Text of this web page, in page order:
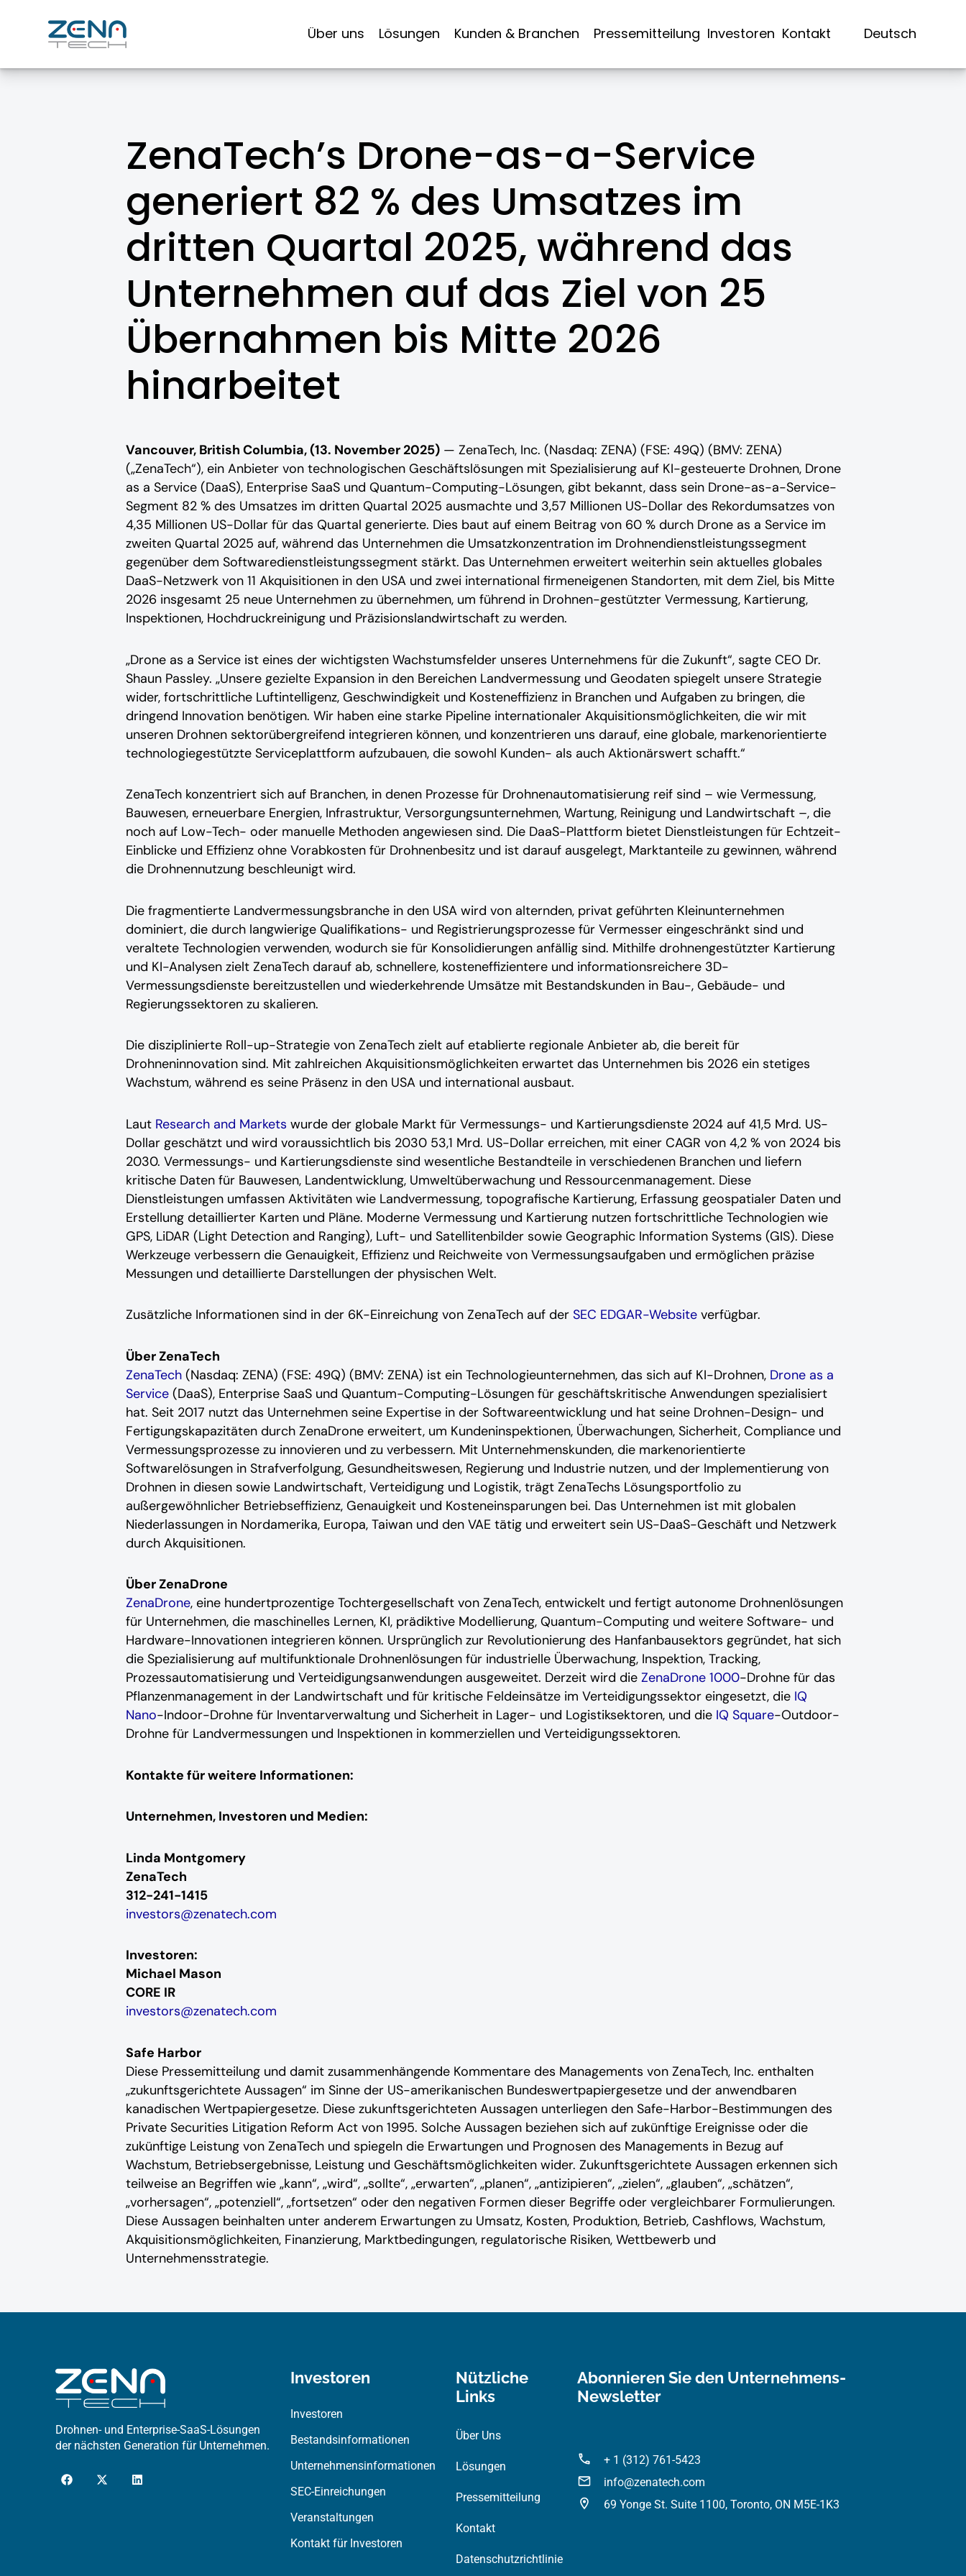
springen
Über uns Lösungen Kunden & Branchen Pressemitteilung Investoren Kontakt Deutsch
ZenaTech’s Drone-as-a-Service
generiert 82 % des Umsatzes im
dritten Quartal 2025, während das
Unternehmen auf das Ziel von 25
Übernahmen bis Mitte 2026
hinarbeitet
Vancouver, British Columbia, (13. November 2025)— ZenaTech, Inc. (Nasdaq: ZENA) (FSE: 49Q) (BMV: ZENA)
(„ZenaTech“), ein Anbieter von technologischen Geschäftslösungen mit Spezialisierung auf KI-gesteuerte Drohnen, Drone
as a Service (DaaS), Enterprise SaaS und Quantum-Computing-Lösungen, gibt bekannt, dass sein Drone-as-a-Service-
Segment 82 % des Umsatzes im dritten Quartal 2025 ausmachte und 3,57 Millionen US-Dollar des Rekordumsatzes von
4,35 Millionen US-Dollar für das Quartal generierte. Dies baut auf einem Beitrag von 60 % durch Drone as a Service im
zweiten Quartal 2025 auf, während das Unternehmen die Umsatzkonzentration im Drohnendienstleistungssegment
gegenüber dem Softwaredienstleistungssegment stärkt. Das Unternehmen erweitert weiterhin sein aktuelles globales
DaaS-Netzwerk von 11 Akquisitionen in den USA und zwei international firmeneigenen Standorten, mit dem Ziel, bis Mitte
2026 insgesamt 25 neue Unternehmen zu übernehmen, um führend in Drohnen-gestützter Vermessung, Kartierung,
Inspektionen, Hochdruckreinigung und Präzisionslandwirtschaft zu werden.
„Drone as a Service ist eines der wichtigsten Wachstumsfelder unseres Unternehmens für die Zukunft“, sagte CEO Dr.
Shaun Passley. „Unsere gezielte Expansion in den Bereichen Landvermessung und Geodaten spiegelt unsere Strategie
wider, fortschrittliche Luftintelligenz, Geschwindigkeit und Kosteneffizienz in Branchen und Aufgaben zu bringen, die
dringend Innovation benötigen. Wir haben eine starke Pipeline internationaler Akquisitionsmöglichkeiten, die wir mit
unseren Drohnen sektorübergreifend integrieren können, und konzentrieren uns darauf, eine globale, markenorientierte
technologiegestützte Serviceplattform aufzubauen, die sowohl Kunden- als auch Aktionärswert schafft.“
ZenaTech konzentriert sich auf Branchen, in denen Prozesse für Drohnenautomatisierung reif sind – wie Vermessung,
Bauwesen, erneuerbare Energien, Infrastruktur, Versorgungsunternehmen, Wartung, Reinigung und Landwirtschaft –, die
noch auf Low-Tech- oder manuelle Methoden angewiesen sind. Die DaaS-Plattform bietet Dienstleistungen für Echtzeit-
Einblicke und Effizienz ohne Vorabkosten für Drohnenbesitz und ist darauf ausgelegt, Marktanteile zu gewinnen, während
die Drohnennutzung beschleunigt wird.
Die fragmentierte Landvermessungsbranche in den USA wird von alternden, privat geführten Kleinunternehmen
dominiert, die durch langwierige Qualifikations- und Registrierungsprozesse für Vermesser eingeschränkt sind und
veraltete Technologien verwenden, wodurch sie für Konsolidierungen anfällig sind. Mithilfe drohnengestützter Kartierung
und KI-Analysen zielt ZenaTech darauf ab, schnellere, kosteneffizientere und informationsreichere 3D-
Vermessungsdienste bereitzustellen und wiederkehrende Umsätze mit Bestandskunden in Bau-, Gebäude- und
Regierungssektoren zu skalieren.
Die disziplinierte Roll-up-Strategie von ZenaTech zielt auf etablierte regionale Anbieter ab, die bereit für
Drohneninnovation sind. Mit zahlreichen Akquisitionsmöglichkeiten erwartet das Unternehmen bis 2026 ein stetiges
Wachstum, während es seine Präsenz in den USA und international ausbaut.
Laut Research and Markets wurde der globale Markt für Vermessungs- und Kartierungsdienste 2024 auf 41,5 Mrd. US-
Dollar geschätzt und wird voraussichtlich bis 2030 53,1 Mrd. US-Dollar erreichen, mit einer CAGR von 4,2 % von 2024 bis
2030. Vermessungs- und Kartierungsdienste sind wesentliche Bestandteile in verschiedenen Branchen und liefern
kritische Daten für Bauwesen, Landentwicklung, Umweltüberwachung und Ressourcenmanagement. Diese
Dienstleistungen umfassen Aktivitäten wie Landvermessung, topografische Kartierung, Erfassung geospatialer Daten und
Erstellung detaillierter Karten und Pläne. Moderne Vermessung und Kartierung nutzen fortschrittliche Technologien wie
GPS, LiDAR (Light Detection and Ranging), Luft- und Satellitenbilder sowie Geographic Information Systems (GIS). Diese
Werkzeuge verbessern die Genauigkeit, Effizienz und Reichweite von Vermessungsaufgaben und ermöglichen präzise
Messungen und detaillierte Darstellungen der physischen Welt.
Zusätzliche Informationen sind in der 6K-Einreichung von ZenaTech auf der SEC EDGAR-Websiteverfügbar.
Über ZenaTech
ZenaTech(Nasdaq: ZENA) (FSE: 49Q) (BMV: ZENA) ist ein Technologieunternehmen, das sich auf KI-Drohnen, Drone as a
Service(DaaS), Enterprise SaaS und Quantum-Computing-Lösungen für geschäftskritische Anwendungen spezialisiert
hat. Seit 2017 nutzt das Unternehmen seine Expertise in der Softwareentwicklung und hat seine Drohnen-Design- und
Fertigungskapazitäten durch ZenaDrone erweitert, um Kundeninspektionen, Überwachungen, Sicherheit, Compliance und
Vermessungsprozesse zu innovieren und zu verbessern. Mit Unternehmenskunden, die markenorientierte
Softwarelösungen in Strafverfolgung, Gesundheitswesen, Regierung und Industrie nutzen, und der Implementierung von
Drohnen in diesen sowie Landwirtschaft, Verteidigung und Logistik, trägt ZenaTechs Lösungsportfolio zu
außergewöhnlicher Betriebseffizienz, Genauigkeit und Kosteneinsparungen bei. Das Unternehmen ist mit globalen
Niederlassungen in Nordamerika, Europa, Taiwan und den VAE tätig und erweitert sein US-DaaS-Geschäft und Netzwerk
durch Akquisitionen.
Über ZenaDrone
ZenaDrone, eine hundertprozentige Tochtergesellschaft von ZenaTech, entwickelt und fertigt autonome Drohnenlösungen
für Unternehmen, die maschinelles Lernen, KI, prädiktive Modellierung, Quantum-Computing und weitere Software- und
Hardware-Innovationen integrieren können. Ursprünglich zur Revolutionierung des Hanfanbausektors gegründet, hat sich
die Spezialisierung auf multifunktionale Drohnenlösungen für industrielle Überwachung, Inspektion, Tracking,
Prozessautomatisierung und Verteidigungsanwendungen ausgeweitet. Derzeit wird die ZenaDrone 1000-Drohne für das
Pflanzenmanagement in der Landwirtschaft und für kritische Feldeinsätze im Verteidigungssektor eingesetzt, die IQ
Nano-Indoor-Drohne für Inventarverwaltung und Sicherheit in Lager- und Logistiksektoren, und die IQ Square-Outdoor-
Drohne für Landvermessungen und Inspektionen in kommerziellen und Verteidigungssektoren.
Kontakte für weitere Informationen:
Unternehmen, Investoren und Medien:
Linda Montgomery
ZenaTech
312-241-1415
investors@zenatech.com
Investoren:
Michael Mason
CORE IR
investors@zenatech.com
Safe Harbor
Diese Pressemitteilung und damit zusammenhängende Kommentare des Managements von ZenaTech, Inc. enthalten
„zukunftsgerichtete Aussagen“ im Sinne der US-amerikanischen Bundeswertpapiergesetze und der anwendbaren
kanadischen Wertpapiergesetze. Diese zukunftsgerichteten Aussagen unterliegen den Safe-Harbor-Bestimmungen des
Private Securities Litigation Reform Act von 1995. Solche Aussagen beziehen sich auf zukünftige Ereignisse oder die
zukünftige Leistung von ZenaTech und spiegeln die Erwartungen und Prognosen des Managements in Bezug auf
Wachstum, Betriebsergebnisse, Leistung und Geschäftsmöglichkeiten wider. Zukunftsgerichtete Aussagen erkennen sich
teilweise an Begriffen wie „kann“, „wird“, „sollte“, „erwarten“, „planen“, „antizipieren“, „zielen“, „glauben“, „schätzen“,
„vorhersagen“, „potenziell“, „fortsetzen“ oder den negativen Formen dieser Begriffe oder vergleichbarer Formulierungen.
Diese Aussagen beinhalten unter anderem Erwartungen zu Umsatz, Kosten, Produktion, Betrieb, Cashflows, Wachstum,
Akquisitionsmöglichkeiten, Finanzierung, Marktbedingungen, regulatorische Risiken, Wettbewerb und
Unternehmensstrategie.
Drohnen- und Enterprise-SaaS-Lösungen
der nächsten Generation für Unternehmen.
F
a
X
-
L
i
Investoren
Investoren
Bestandsinformationen
Unternehmensinformationen
SEC-Einreichungen
Veranstaltungen
Kontakt für Investoren
Nützliche
Links
Über Uns
Lösungen
Pressemitteilung
Kontakt
Datenschutzrichtlinie
Abonnieren Sie den Unternehmens-
Newsletter
+ 1 (312) 761-5423
info@zenatech.com
69 Yonge St. Suite 1100, Toronto, ON M5E-1K3